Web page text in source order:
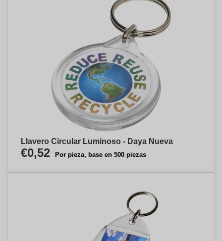
Llavero Circular Luminoso - Daya Nueva
€0,52 Por pieza, base en 500 piezas